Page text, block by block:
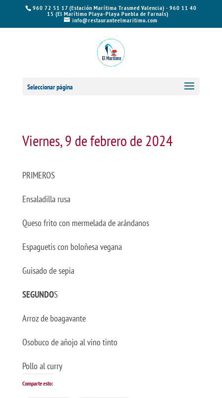
960 72 51 17 (Estación Marítima Trasmed Valencia) - 960 11 40
15 (El Marítimo Playa-Playa Puebla de Farnals)
info@restauranteelmaritimo.com
Seleccionar página
Viernes, 9 de febrero de 2024
PRIMEROS
Ensaladilla rusa
Queso frito con mermelada de arándanos
Espaguetis con boloñesa vegana
Guisado de sepia
SEGUNDOS
Arroz de boagavante
Osobuco de añojo al vino tinto
Pollo al curry
Comparte esto: